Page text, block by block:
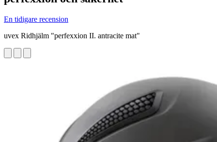
En tidigare recension
uvex Ridhjälm "perfexxion II. antracite mat"